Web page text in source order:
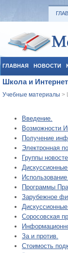
ГЛАВНАЯ НОВОСТИ
СОЦИАЛЬНАЯ
Школа и Интернет
Учебные материалы >
Введение.
Возможности
Получение
Электронная
Группы
Программы
Зарубежное
Соросовская
За и против.
Стоимость